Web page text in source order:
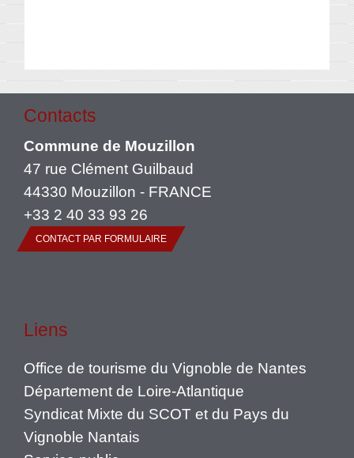
Contacts
Commune de Mouzillon
47 rue Clément Guilbaud
44330 Mouzillon - FRANCE
+33 2 40 33 93 26
CONTACT PAR FORMULAIRE
Liens
Office de tourisme du Vignoble de Nantes
Département de Loire-Atlantique
Syndicat Mixte du SCOT et du Pays du
Vignoble Nantais